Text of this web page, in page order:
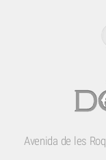
Avenida de les